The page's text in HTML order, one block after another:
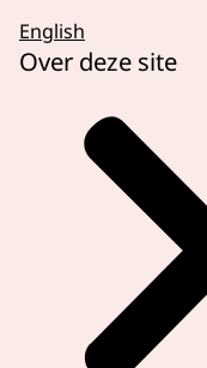
English
Over deze site